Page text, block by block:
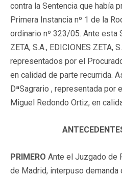
contra la Sentencia que había
Primera Instancia nº 1 de la
ordinario nº 323/05. Ante esta
ZETA, S.A., EDICIONES ZETA,
representados por el
en calidad de parte recurrida.
DªSagrario , representada por
Miguel Redondo Ortiz, en
PRIMERO Ante el Juzgado de
de Madrid, interpuso demanda